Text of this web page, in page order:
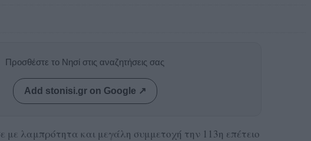
Προσθέστε το Νησί στις αναζητήσεις σας
Add stonisi.gr on Google ↗
με λαμπρότητα και μεγάλη συμμετοχή την 113η επέτειο